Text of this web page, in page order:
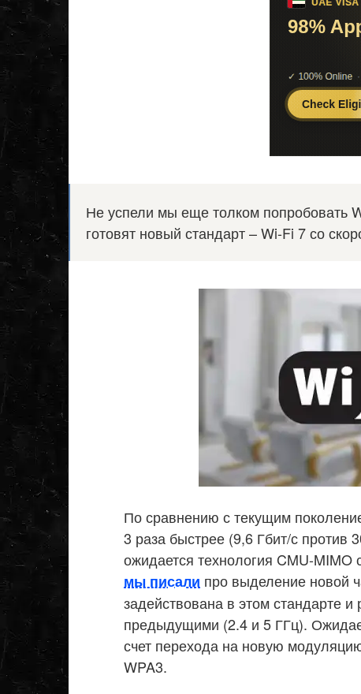
Не успели мы еще толком попробовать
готовят новый стандарт – Wi-Fi 7 со
По сравнению с текущим
3 раза быстрее (9,6 Гбит/с против
ожидается технология CMU-
мы писали про выделение новой
задействована в этом стандарте
предыдущими (2.4 и 5 ГГц).
счет перехода на новую
WPA3.